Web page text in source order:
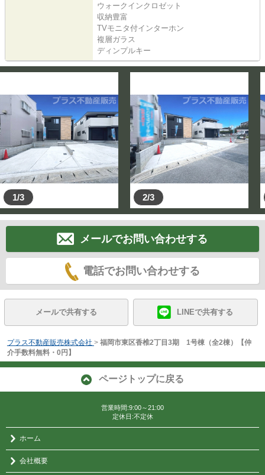
ウォークインクロゼット
収納豊富
TVモニタ付インターホン
複層ガラス
ディンプルキー
1/3 2/3
メールでお問い合わせする
電話でお問い合わせする
メールで共有する LINEで共有する
プラス不動産販売株式会社 > 福岡市東区香椎2丁目3期 1号棟（全2棟）【仲
介手数料無料・0円】
ページトップに戻る
営業時間:9:00～21:00
定休日:不定休
ホーム
会社概要